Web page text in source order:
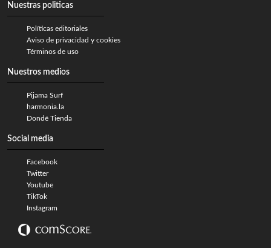
Nuestras politicas
Políticas editoriales
Aviso de privacidad y cookies
Términos de uso
Nuestros medios
Pijama Surf
harmonia.la
Dondé Tienda
Social media
Facebook
Twitter
Youtube
TikTok
Instagram